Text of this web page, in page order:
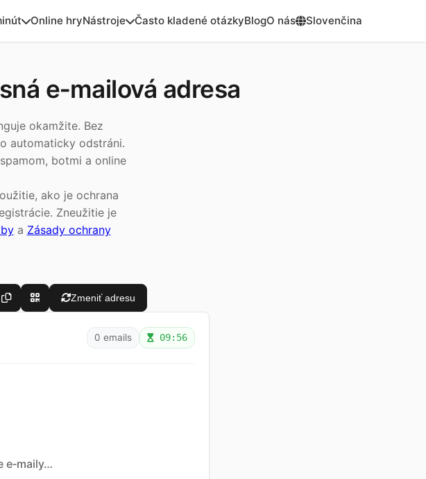
Online hryNástroje Často kladené otázkyBlogO nás Slovenčina
e‑mailová adresa
okamžite. Bez
automaticky odstráni.
botmi a online
ako je ochrana
Zneužitie je
a Zásady ochrany
Zmeniť adresu
0 emails 09:55
e‑maily…